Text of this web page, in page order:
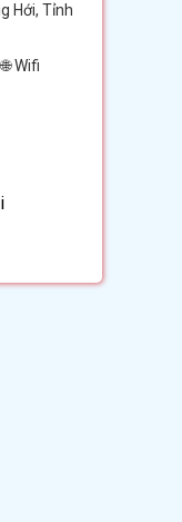
Hới, Tỉnh
Wifi